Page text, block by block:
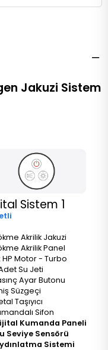
Jakuzi Sistem
Sistem 1
Akrilik Jakuzi
Akrilik Panel
HP Motor - Turbo
Su Jeti
Ayar Butonu
Süzgeçi
Taşıyıcı
Sifon
Kumanda Paneli
Seviye Sensörü
Sistemi